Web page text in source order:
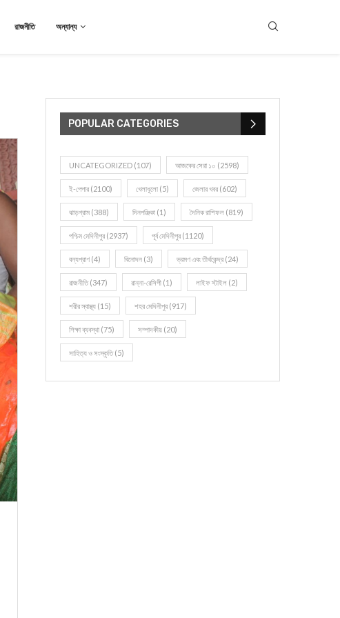
রাজনীতি অন্যান্য
POPULAR CATEGORIES
UNCATEGORIZED (107) আজকের সেরা ১০ (2598)
ই-পেপার (2100) খেলাধূলো (5) জেলার খবর (602)
ঝাড়গ্রাম (388) দিনপঞ্জিকা (1) দৈনিক রাশিফল (819)
পশ্চিম মেদিনীপুর (2937) পূর্ব মেদিনীপুর (1120)
বন্যপ্রাণ (4) বিনোদন (3) ভ্রমণ এবং তীর্থকেন্দ্র (24)
রাজনীতি(347) রান্না-রেসিপী (1) লাইফ স্টাইল (2)
শরীর স্বাস্থ্য (15) শহর মেদিনীপুর (917)
শিক্ষা ব্যবস্থা (75) সম্পাদকীয় (20)
সাহিত্য ও সংস্কৃতি(5)